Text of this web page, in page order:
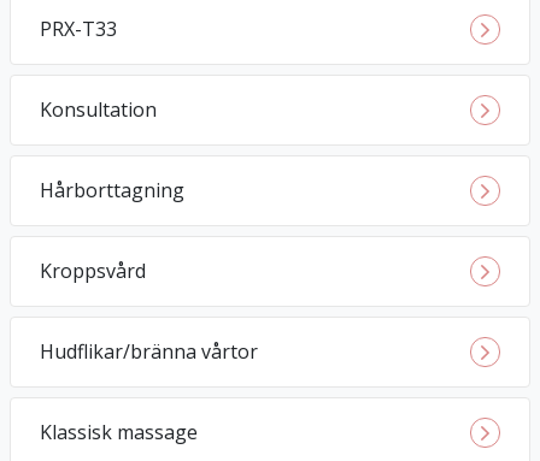
PRX-T33
Konsultation
Hårborttagning
Kroppsvård
Hudflikar/bränna vårtor
Klassisk massage